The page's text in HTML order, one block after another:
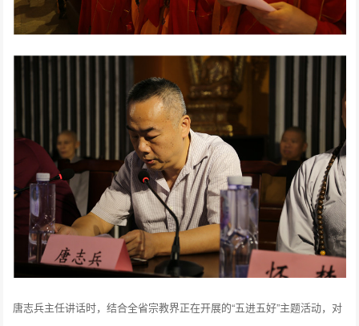
唐志兵主任讲话时，结合全省宗教界正在开展的“五进五好”主题活动，对